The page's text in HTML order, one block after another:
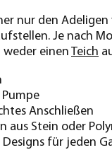
nur den
Je nach
weder einen Teich
Anschließen
aus Stein oder
für jeden